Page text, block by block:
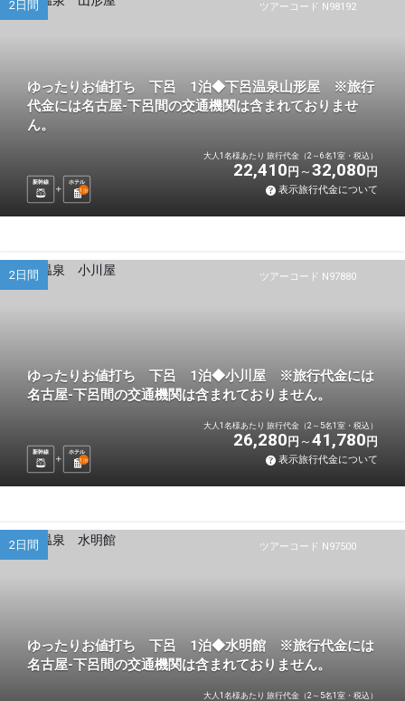
ツアーコード N98192
2日間
ゆったりお値打ち 下呂 1泊◆下呂温泉山形屋 ※旅行
代金には名古屋-下呂間の交通機関は含まれておりませ
ん。
新幹線
ホテル
1 泊
大人1名様あたり 旅行代金（2～6名1室・税込）
22,410 円 32,080 円
表示旅行代金について
ツアーコード N97880
2日間
ゆったりお値打ち 下呂 1泊◆小川屋 ※旅行代金には
名古屋-下呂間の交通機関は含まれておりません。
新幹線
ホテル
1 泊
大人1名様あたり 旅行代金（2～5名1室・税込）
26,280 円 41,780 円
表示旅行代金について
ツアーコード N97500
2日間
ゆったりお値打ち 下呂 1泊◆水明館 ※旅行代金には
名古屋-下呂間の交通機関は含まれておりません。
大人1名様あたり 旅行代金（2～5名1室・税込）